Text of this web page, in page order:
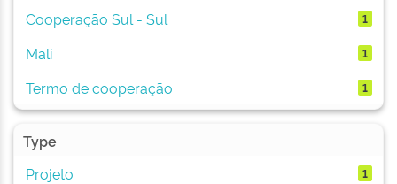
Cooperação Sul - Sul 1
Mali 1
Termo de cooperação 1
Type
Projeto
1